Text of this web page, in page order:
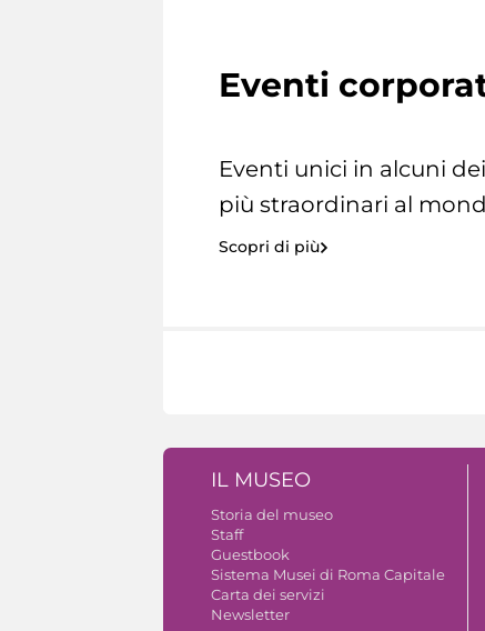
Eventi
Eventi unici in alcuni
più straordinari al
Scopri di più
IL MUSEO
Storia del museo
Staff
Guestbook
Sistema Musei di Roma Capitale
Carta dei servizi
Newsletter